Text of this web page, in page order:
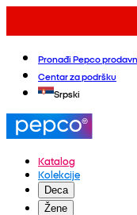
Pronađi Pepco
Centar za podršku
Srpski
Katalog
Kolekcije
Deca
Žene